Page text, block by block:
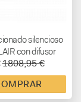
silencioso
con difusor
1808,95 €